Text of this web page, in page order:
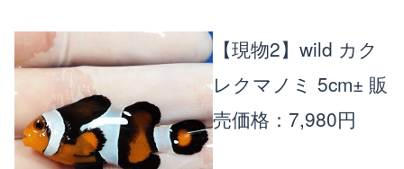
【現物2】wild カク
レクマノミ 5cm± 販
売価格：7,980円